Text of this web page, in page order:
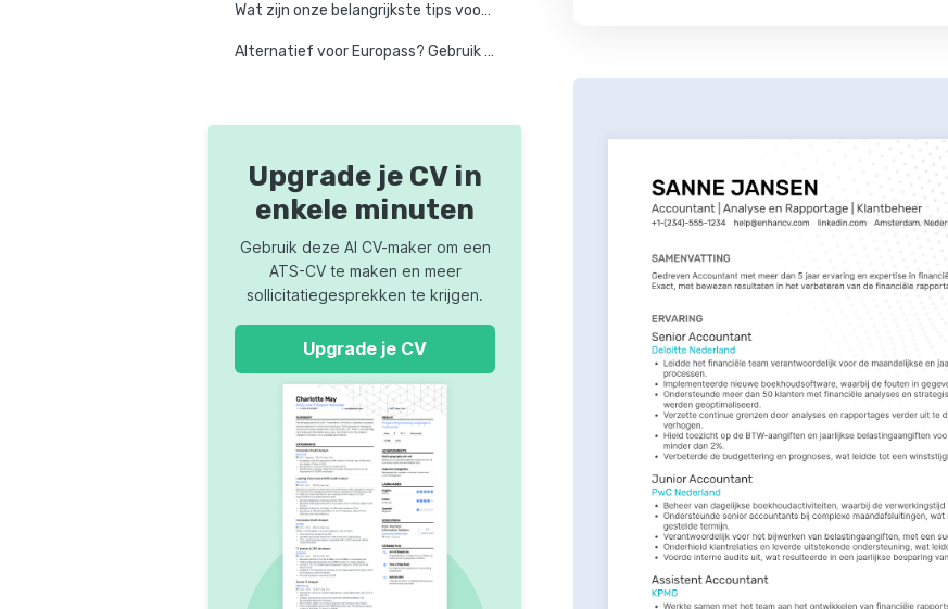
Wat zijn onze belangrijkste tips voor het maken van een Europass cv?
Alternatief voor Europass? Gebruik de Enhancv cv maker
Upgrade je CV in
enkele minuten
Gebruik deze AI CV-maker om een
ATS-CV te maken en meer
sollicitatiegesprekken te krijgen.
Upgrade je CV